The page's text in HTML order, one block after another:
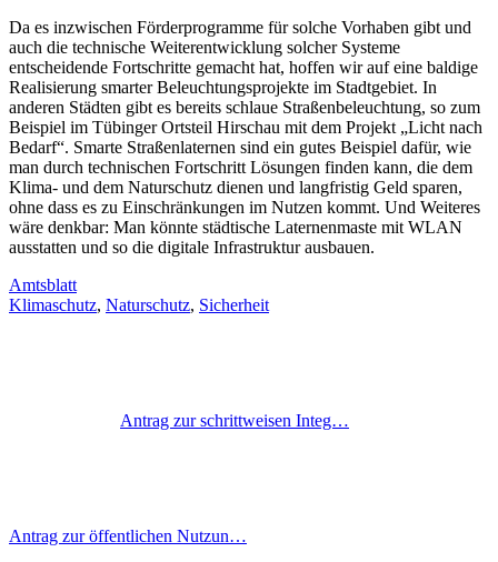
Da es inzwischen Förderprogramme für solche Vorhaben gibt und
auch die technische Weiterentwicklung solcher Systeme
entscheidende Fortschritte gemacht hat, hoffen wir auf eine baldige
Realisierung smarter Beleuchtungsprojekte im Stadtgebiet. In
anderen Städten gibt es bereits schlaue Straßenbeleuchtung, so zum
Beispiel im Tübinger Ortsteil Hirschau mit dem Projekt „Licht nach
Bedarf“. Smarte Straßenlaternen sind ein gutes Beispiel dafür, wie
man durch technischen Fortschritt Lösungen finden kann, die dem
Klima- und dem Naturschutz dienen und langfristig Geld sparen,
ohne dass es zu Einschränkungen im Nutzen kommt. Und Weiteres
wäre denkbar: Man könnte städtische Laternenmaste mit WLAN
ausstatten und so die digitale Infrastruktur ausbauen.
Amtsblatt
Klimaschutz, Naturschutz, Sicherheit
Antrag zur schrittweisen Integ…
Antrag zur öffentlichen Nutzun…